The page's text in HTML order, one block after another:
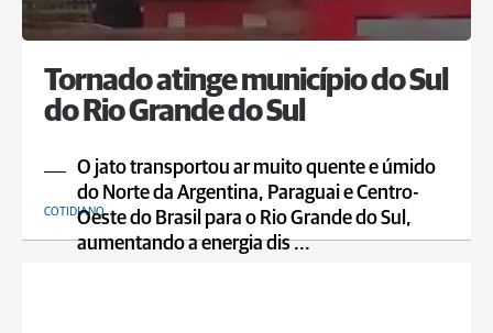
Tornado atinge município do Sul
do Rio Grande do Sul
O jato transportou ar muito quente e úmido
do Norte da Argentina, Paraguai e Centro-
Oeste do Brasil para o Rio Grande do Sul,
aumentando a energia dis ...
COTIDIANO